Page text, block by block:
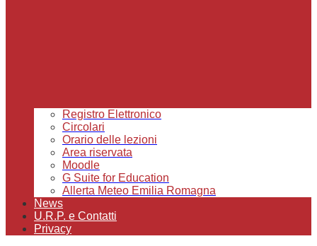
Registro Elettronico
Circolari
Orario delle lezioni
Area riservata
Moodle
G Suite for Education
Allerta Meteo Emilia Romagna
News
U.R.P. e Contatti
Privacy